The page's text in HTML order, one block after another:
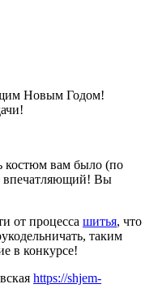
Новым Годом!
костюм вам было (по
впечатляющий! Вы
от процесса шитья, что
таким
в конкурсе!
https://shjem-